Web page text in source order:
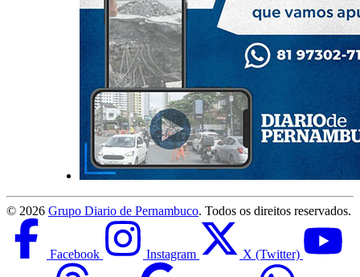
© 2026 Grupo Diario de Pernambuco. Todos os direitos reservados.
Facebook Instagram X (Twitter)